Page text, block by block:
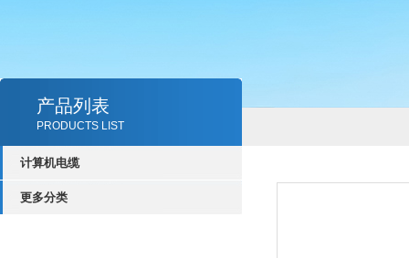
产品列表
PRODUCTS LIST
计算机电缆
更多分类